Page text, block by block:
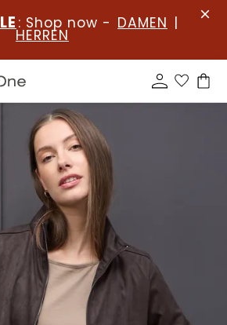
: Shop now - DAMEN |
HERREN